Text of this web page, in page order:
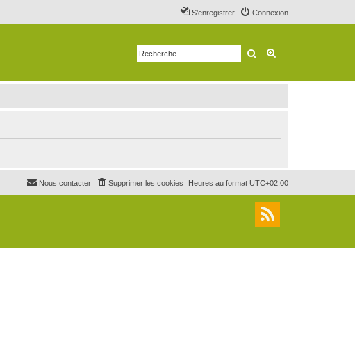
Connexion
S’enregistrer
Rechercher
Heures au format UTC+02:00
Supprimer les cookies
Nous contacter